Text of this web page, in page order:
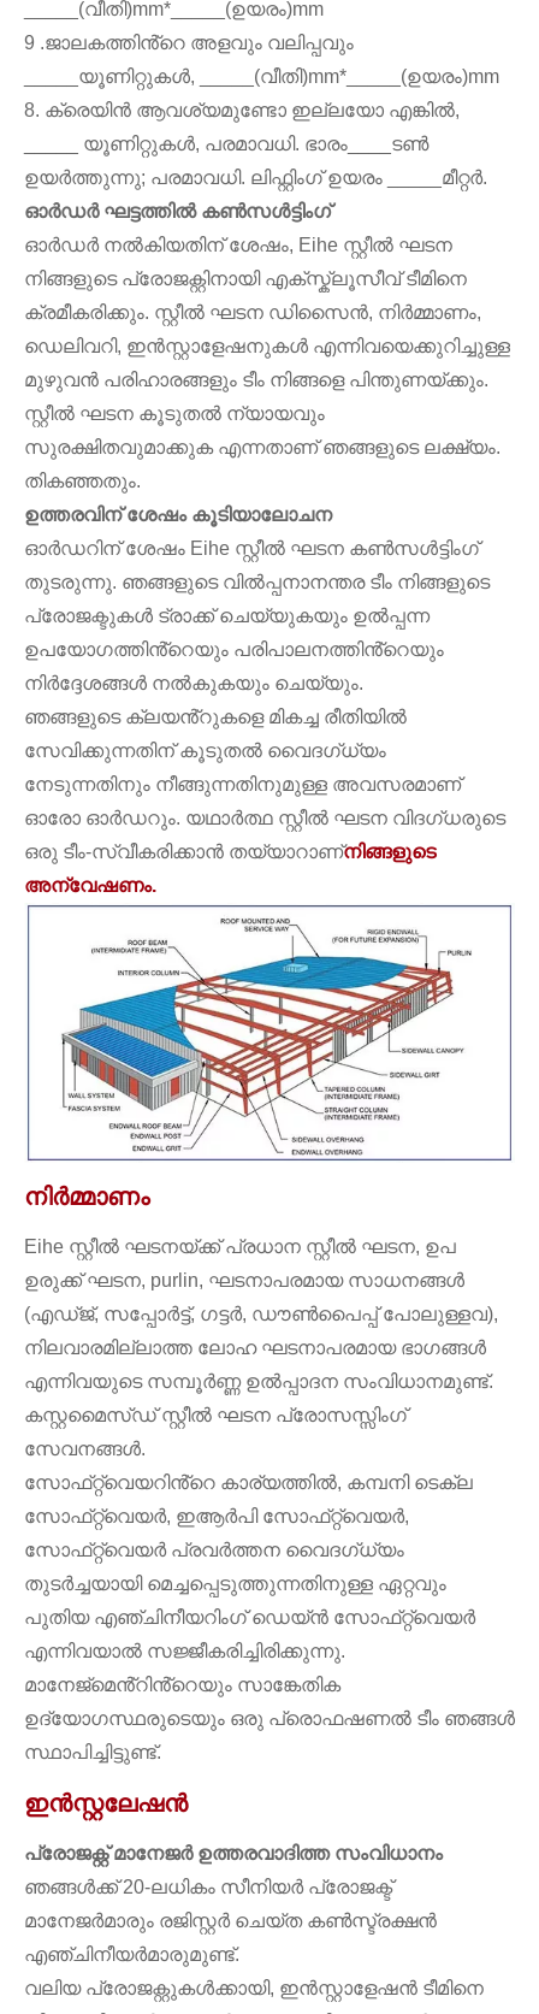
_____(വീതി)mm*_____(ഉയരം)mm
9 .ജാലകത്തിൻ്റെ അളവും വലിപ്പവും
_____യൂണിറ്റുകൾ, _____(വീതി)mm*_____(ഉയരം)mm
8. ക്രെയിൻ ആവശ്യമുണ്ടോ ഇല്ലയോ എങ്കിൽ,
_____ യൂണിറ്റുകൾ, പരമാവധി. ഭാരം____ടൺ
ഉയർത്തുന്നു; പരമാവധി. ലിഫ്റ്റിംഗ് ഉയരം _____മീറ്റർ.
ഓർഡർ ഘട്ടത്തിൽ കൺസൾട്ടിംഗ്
ഓർഡർ നൽകിയതിന് ശേഷം, Eihe സ്റ്റീൽ ഘടന
നിങ്ങളുടെ പ്രോജക്റ്റിനായി എക്സ്ക്ലൂസീവ് ടീമിനെ
ക്രമീകരിക്കും. സ്റ്റീൽ ഘടന ഡിസൈൻ, നിർമ്മാണം,
ഡെലിവറി, ഇൻസ്റ്റാളേഷനുകൾ എന്നിവയെക്കുറിച്ചുള്ള
മുഴുവൻ പരിഹാരങ്ങളും ടീം നിങ്ങളെ പിന്തുണയ്ക്കും.
സ്റ്റീൽ ഘടന കൂടുതൽ ന്യായവും
സുരക്ഷിതവുമാക്കുക എന്നതാണ് ഞങ്ങളുടെ ലക്ഷ്യം.
തികഞ്ഞതും.
ഉത്തരവിന് ശേഷം കൂടിയാലോചന
ഓർഡറിന് ശേഷം Eihe സ്റ്റീൽ ഘടന കൺസൾട്ടിംഗ്
തുടരുന്നു. ഞങ്ങളുടെ വിൽപ്പനാനന്തര ടീം നിങ്ങളുടെ
പ്രോജക്ടുകൾ ട്രാക്ക് ചെയ്യുകയും ഉൽപ്പന്ന
ഉപയോഗത്തിൻ്റെയും പരിപാലനത്തിൻ്റെയും
നിർദ്ദേശങ്ങൾ നൽകുകയും ചെയ്യും.
ഞങ്ങളുടെ ക്ലയൻ്റുകളെ മികച്ച രീതിയിൽ
സേവിക്കുന്നതിന് കൂടുതൽ വൈദഗ്ധ്യം
നേടുന്നതിനും നീങ്ങുന്നതിനുമുള്ള അവസരമാണ്
ഓരോ ഓർഡറും. യഥാർത്ഥ സ്റ്റീൽ ഘടന വിദഗ്ധരുടെ
ഒരു ടീം-സ്വീകരിക്കാൻ തയ്യാറാണ്നിങ്ങളുടെ
അന്വേഷണം.
നിർമ്മാണം
Eihe സ്റ്റീൽ ഘടനയ്ക്ക് പ്രധാന സ്റ്റീൽ ഘടന, ഉപ
ഉരുക്ക് ഘടന, purlin, ഘടനാപരമായ സാധനങ്ങൾ
(എഡ്ജ്, സപ്പോർട്ട്, ഗട്ടർ, ഡൗൺപൈപ്പ് പോലുള്ളവ),
നിലവാരമില്ലാത്ത ലോഹ ഘടനാപരമായ ഭാഗങ്ങൾ
എന്നിവയുടെ സമ്പൂർണ്ണ ഉൽപ്പാദന സംവിധാനമുണ്ട്.
കസ്റ്റമൈസ്ഡ് സ്റ്റീൽ ഘടന പ്രോസസ്സിംഗ്
സേവനങ്ങൾ.
സോഫ്‌റ്റ്‌വെയറിൻ്റെ കാര്യത്തിൽ, കമ്പനി ടെക്‌ല
സോഫ്‌റ്റ്‌വെയർ, ഇആർപി സോഫ്‌റ്റ്‌വെയർ,
സോഫ്‌റ്റ്‌വെയർ പ്രവർത്തന വൈദഗ്‌ധ്യം
തുടർച്ചയായി മെച്ചപ്പെടുത്തുന്നതിനുള്ള ഏറ്റവും
പുതിയ എഞ്ചിനീയറിംഗ് ഡെയ്ൻ സോഫ്‌റ്റ്‌വെയർ
എന്നിവയാൽ സജ്ജീകരിച്ചിരിക്കുന്നു.
മാനേജ്‌മെൻ്റിൻ്റെയും സാങ്കേതിക
ഉദ്യോഗസ്ഥരുടെയും ഒരു പ്രൊഫഷണൽ ടീം ഞങ്ങൾ
സ്ഥാപിച്ചിട്ടുണ്ട്.
ഇൻസ്റ്റലേഷൻ
പ്രോജക്റ്റ് മാനേജർ ഉത്തരവാദിത്ത സംവിധാനം
ഞങ്ങൾക്ക് 20-ലധികം സീനിയർ പ്രോജക്ട്
മാനേജർമാരും രജിസ്റ്റർ ചെയ്ത കൺസ്ട്രക്ഷൻ
എഞ്ചിനീയർമാരുമുണ്ട്.
വലിയ പ്രോജക്റ്റുകൾക്കായി, ഇൻസ്റ്റാളേഷൻ ടീമിനെ